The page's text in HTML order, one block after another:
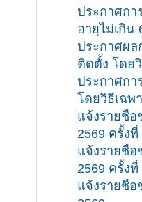
ประกาศก
อายุไม่เกิน
ประกาศผ
ติดตั้ง โดยวิ
ประกาศก
โดยวิธีเฉพ
แจ้งรายชื่
2569 ครั้งที่
แจ้งรายชื่
2569 ครั้งที่
แจ้งรายชื่